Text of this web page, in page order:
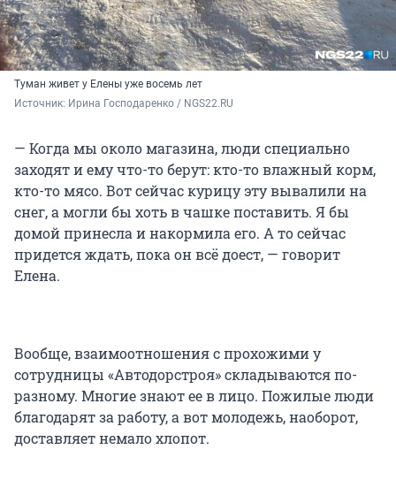
Туман живет у Елены уже восемь лет
Источник: Ирина Господаренко / NGS22.RU
— Когда мы около магазина, люди специально
заходят и ему что-то берут: кто-то влажный корм,
кто-то мясо. Вот сейчас курицу эту вывалили на
снег, а могли бы хоть в чашке поставить. Я бы
домой принесла и накормила его. А то сейчас
придется ждать, пока он всё доест, — говорит
Елена.
Вообще, взаимоотношения с прохожими у
сотрудницы «Автодорстроя» складываются по-
разному. Многие знают ее в лицо. Пожилые люди
благодарят за работу, а вот молодежь, наоборот,
доставляет немало хлопот.